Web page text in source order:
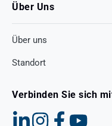
Über Uns
Über uns
Standort
Verbinden Sie sich